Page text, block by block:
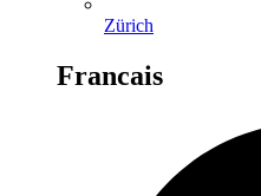
Zürich
Francais